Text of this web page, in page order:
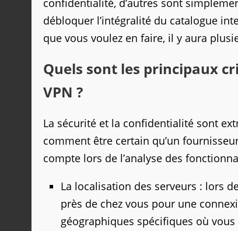
confidentialité, d’autres sont
débloquer l’intégralité du catalogue
que vous voulez en faire, il y aura
Quels sont les principaux
VPN ?
La sécurité et la confidentialité sont
comment être certain qu’un
compte lors de l’analyse des
La localisation des serveurs : lors
près de chez vous pour une
géographiques spécifiques où